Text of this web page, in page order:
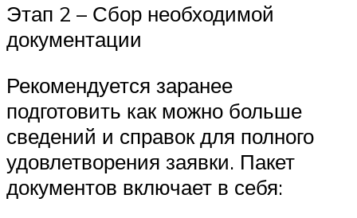
Этап 2 – Сбор необходимой
документации
Рекомендуется заранее
подготовить как можно больше
сведений и справок для полного
удовлетворения заявки. Пакет
документов включает в себя: